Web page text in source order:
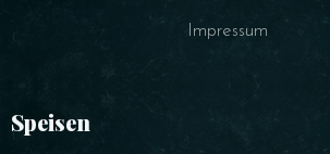
Impressum
Speisen